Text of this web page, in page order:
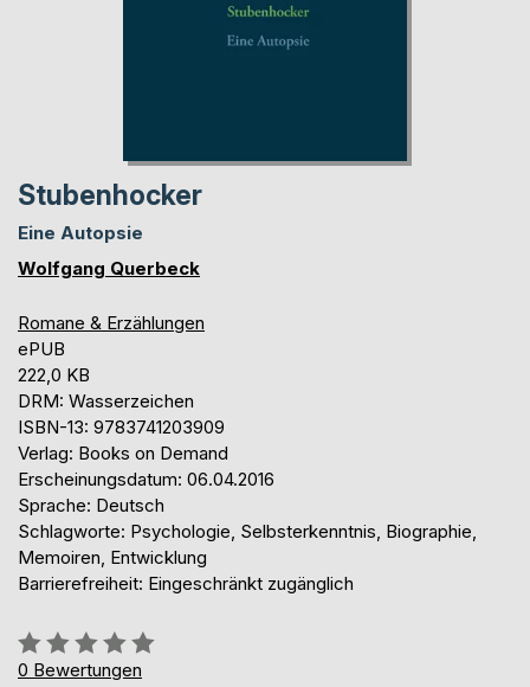
Stubenhocker
Eine Autopsie
Wolfgang Querbeck
Romane & Erzählungen
ePUB
222,0 KB
DRM: Wasserzeichen
ISBN-13: 9783741203909
Verlag: Books on Demand
Erscheinungsdatum: 06.04.2016
Sprache: Deutsch
Schlagworte: Psychologie, Selbsterkenntnis, Biographie,
Memoiren, Entwicklung
Barrierefreiheit: Eingeschränkt zugänglich
Bewertung::
0%
0 Bewertungen